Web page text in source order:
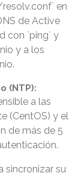
en
de Active
con `ping` y
y a los
(NTP):
a las
(CentOS) y el
de más de 5
sincronizar su